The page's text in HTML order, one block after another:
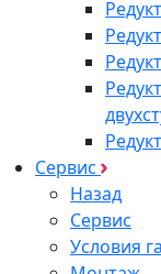
Сервис
Назад
Сервис
Условия